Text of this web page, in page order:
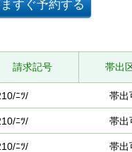
請求記号 帯出
ﾆﾂ/ 帯出
ﾆﾂ/ 帯出
ﾆﾂ/ 帯出